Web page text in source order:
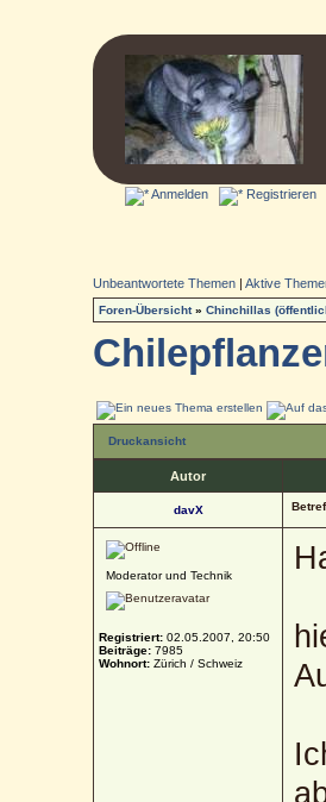
Anmelden Registrieren
Unbeantwortete Themen |Aktive
Foren-Übersicht»Chinchillas
Druckansicht
Autor
davX
Moderator und Technik
Registriert: 02.05.2007, 20:50
Beiträge: 7985
Wohnort: Zürich / Schweiz